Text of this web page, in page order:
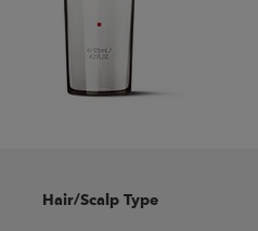
Hair/Scalp Type